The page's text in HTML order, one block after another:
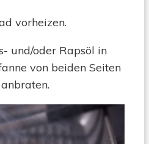
vorheizen.
und/oder Rapsöl in
von beiden Seiten